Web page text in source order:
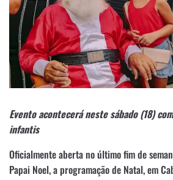
Evento acontecerá neste sábado (18)
infantis
Oficialmente aberta no último fim de
Papai Noel, a programação de Natal, em